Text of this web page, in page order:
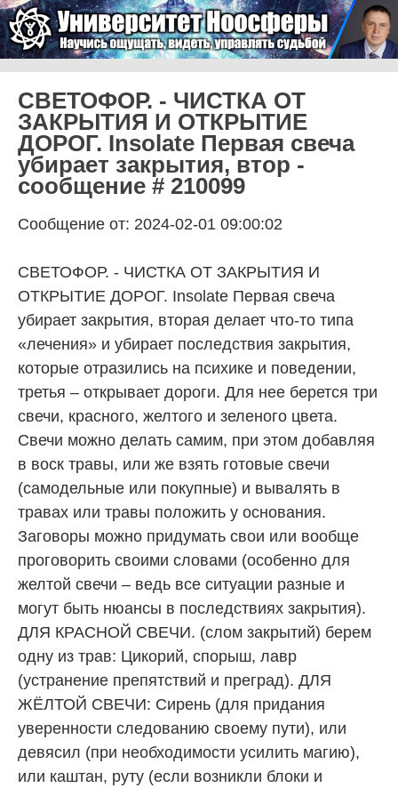
Университет Ноосферы
СВЕТОФОР. - ЧИСТКА ОТ
ЗАКРЫТИЯ И ОТКРЫТИЕ
ДОРОГ. Insolate Первая свеча
убирает закрытия, втор -
сообщение # 210099
Сообщение от: 2024-02-01 09:00:02
СВЕТОФОР. - ЧИСТКА ОТ ЗАКРЫТИЯ И
ОТКРЫТИЕ ДОРОГ. Insolate Первая свеча
убирает закрытия, вторая делает что-то типа
«лечения» и убирает последствия закрытия,
которые отразились на психике и поведении,
третья – открывает дороги. Для нее берется три
свечи, красного, желтого и зеленого цвета.
Свечи можно делать самим, при этом добавляя
в воск травы, или же взять готовые свечи
(самодельные или покупные) и вывалять в
травах или травы положить у основания.
Заговоры можно придумать свои или вообще
проговорить своими словами (особенно для
желтой свечи – ведь все ситуации разные и
могут быть нюансы в последствиях закрытия).
ДЛЯ КРАСНОЙ СВЕЧИ. (слом закрытий) берем
одну из трав: Цикорий, спорыш, лавр
(устранение препятствий и преград). ДЛЯ
ЖЁЛТОЙ СВЕЧИ: Сирень (для придания
уверенности следованию своему пути), или
девясил (при необходимости усилить магию),
или каштан, руту (если возникли блоки и